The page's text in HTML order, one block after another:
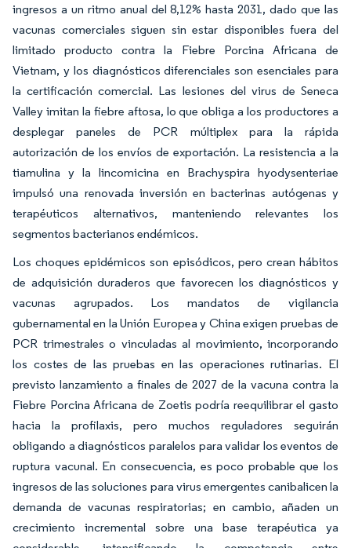
ingresos a un ritmo anual del 8,12% hasta 2031, dado que las
vacunas comerciales siguen sin estar disponibles fuera del
limitado producto contra la Fiebre Porcina Africana de
Vietnam, y los diagnósticos diferenciales son esenciales para
la certificación comercial. Las lesiones del virus de Seneca
Valley imitan la fiebre aftosa, lo que obliga a los productores a
desplegar paneles de PCR múltiplex para la rápida
autorización de los envíos de exportación. La resistencia a la
tiamulina y la lincomicina en Brachyspira hyodysenteriae
impulsó una renovada inversión en bacterinas autógenas y
terapéuticos alternativos, manteniendo relevantes los
segmentos bacterianos endémicos.
Los choques epidémicos son episódicos, pero crean hábitos
de adquisición duraderos que favorecen los diagnósticos y
vacunas agrupados. Los mandatos de vigilancia
gubernamental en la Unión Europea y China exigen pruebas de
PCR trimestrales o vinculadas al movimiento, incorporando
los costes de las pruebas en las operaciones rutinarias. El
previsto lanzamiento a finales de 2027 de la vacuna contra la
Fiebre Porcina Africana de Zoetis podría reequilibrar el gasto
hacia la profilaxis, pero muchos reguladores seguirán
obligando a diagnósticos paralelos para validar los eventos de
ruptura vacunal. En consecuencia, es poco probable que los
ingresos de las soluciones para virus emergentes canibalicen la
demanda de vacunas respiratorias; en cambio, añaden un
crecimiento incremental sobre una base terapéutica ya